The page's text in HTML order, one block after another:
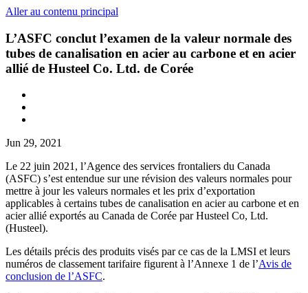
Aller au contenu principal
L’ASFC conclut l’examen de la valeur normale des
tubes de canalisation en acier au carbone et en acier
allié de Husteel Co. Ltd. de Corée
Jun 29, 2021
Le 22 juin 2021, l’Agence des services frontaliers du Canada
(ASFC) s’est entendue sur une révision des valeurs normales pour
mettre à jour les valeurs normales et les prix d’exportation
applicables à certains tubes de canalisation en acier au carbone et en
acier allié exportés au Canada de Corée par Husteel Co, Ltd.
(Husteel).
Les détails précis des produits visés par ce cas de la LMSI et leurs
numéros de classement tarifaire figurent à l’Annexe 1 de l’Avis de
conclusion de l’ASFC.